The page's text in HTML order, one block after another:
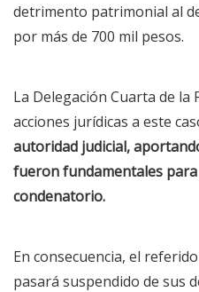
detrimento patrimonial al
por más de 700 mil pesos.
La Delegación Cuarta de la
acciones jurídicas a este
autoridad judicial,
fueron fundamentales
condenatorio.
En consecuencia, el
pasará suspendido de sus